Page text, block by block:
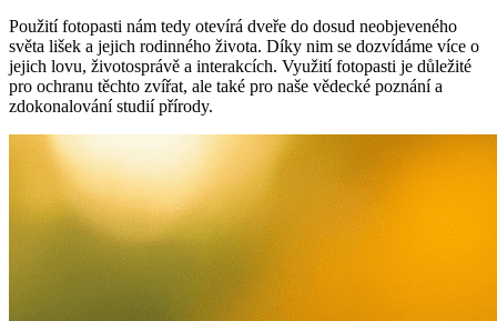
Použití fotopasti nám tedy otevírá dveře do dosud neobjeveného
světa lišek a jejich rodinného života. Díky nim se dozvídáme více o
jejich lovu, životosprávě a interakcích. Využití fotopasti je důležité
pro ochranu těchto zvířat, ale také pro naše vědecké poznání a
zdokonalování studií přírody.